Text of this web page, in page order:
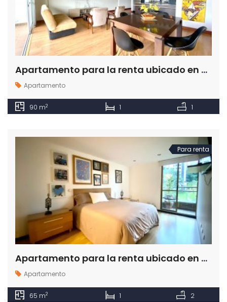
Apartamento para la renta ubicado en el sector de Oviedo en el Poblado Medellín
Apartamento
90 m2 1 1
Para renta
Apartamento para la renta ubicado en el sector de El Tesoro en Medellín
Apartamento
65 m2 1 2